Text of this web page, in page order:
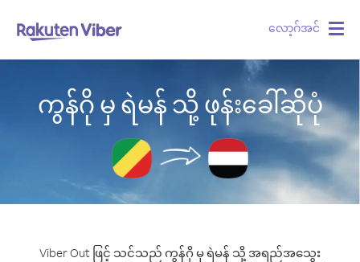
လော့ဂ်အင်
ကွန်ဂို မှ ရဲမန် သို့ ဖုန်းခေါ်ဆိုပုံ
Viber Out ဖြင့် သင်သည် ကွန်ဂို မှ ရဲမန် သို့ အရည်အသွေး